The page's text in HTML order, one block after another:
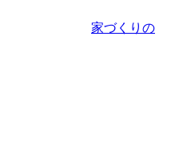
家づくりの